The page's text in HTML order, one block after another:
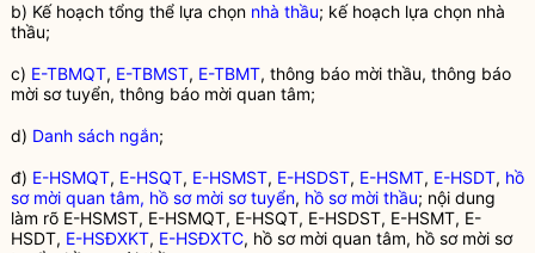
b) Kế hoạch tổng thể lựa chọn nhà thầu; kế hoạch lựa chọn nhà
thầu;
c) E-TBMQT, E-TBMST, E-TBMT, thông báo mời thầu, thông báo
mời sơ tuyển, thông báo mời quan tâm;
d) Danh sách ngắn;
đ) E-HSMQT, E-HSQT, E-HSMST, E-HSDST, E-HSMT, E-HSDT, hồ
sơ mời quan tâm, hồ sơ mời sơ tuyển, hồ sơ mời thầu; nội dung
làm rõ E-HSMST, E-HSMQT, E-HSQT, E-HSDST, E-HSMT, E-
HSDT, E-HSĐXKT, E-HSĐXTC, hồ sơ mời quan tâm, hồ sơ mời sơ